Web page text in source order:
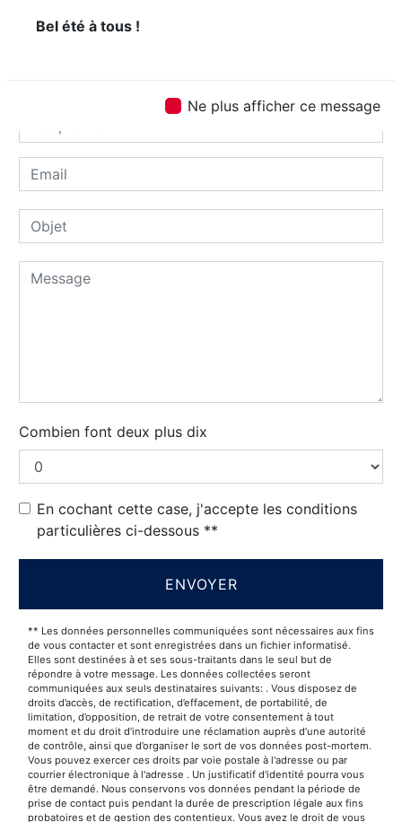
Bel été à tous !
Ne plus afficher ce message
Combien font deux plus dix
En cochant cette case, j'accepte les conditions
particulières ci-dessous **
ENVOYER
** Les données personnelles communiquées sont nécessaires aux fins
de vous contacter et sont enregistrées dans un fichier informatisé.
Elles sont destinées à et ses sous-traitants dans le seul but de
répondre à votre message. Les données collectées seront
communiquées aux seuls destinataires suivants: . Vous disposez de
droits d’accès, de rectification, d’effacement, de portabilité, de
limitation, d’opposition, de retrait de votre consentement à tout
moment et du droit d’introduire une réclamation auprès d’une autorité
de contrôle, ainsi que d’organiser le sort de vos données post-mortem.
Vous pouvez exercer ces droits par voie postale à l'adresse ou par
courrier électronique à l'adresse . Un justificatif d'identité pourra vous
être demandé. Nous conservons vos données pendant la période de
prise de contact puis pendant la durée de prescription légale aux fins
probatoires et de gestion des contentieux. Vous avez le droit de vous